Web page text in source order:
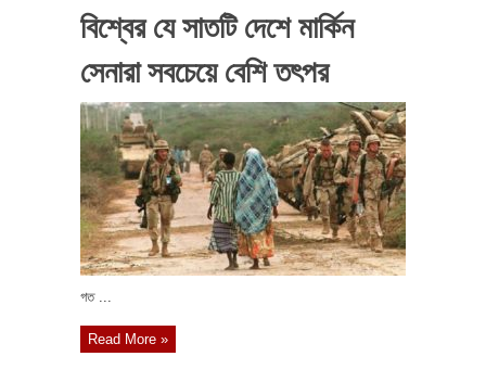
বিশ্বের যে সাতটি দেশে মার্কিন
সেনারা সবচেয়ে বেশি তৎপর
গত ...
Read More »